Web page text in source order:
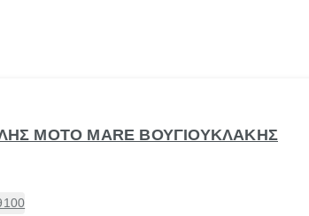
MOTO MARE ΒΟΥΓΙΟΥΚΛΑΚΗΣ